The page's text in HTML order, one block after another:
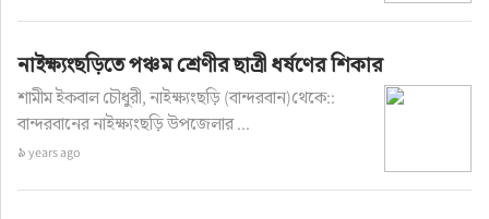
নাইক্ষ্যংছড়িতে পঞ্চম শ্রেণীর ছাত্রী ধর্ষণের শিকার
শামীম ইকবাল চৌধুরী, নাইক্ষ্যংছড়ি (বান্দরবান)থেকে::
বান্দরবানের নাইক্ষ্যংছড়ি উপজেলার ...
৯ years ago